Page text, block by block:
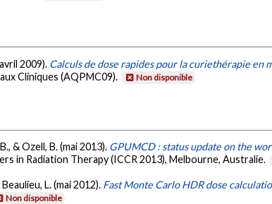
2009). Calculs de dose rapides pour la curiethérapie en
Cliniques (AQPMC09).
Non disponible
& Ozell, B. (mai 2013). GPUMCD : status update on the
in Radiation Therapy (ICCR 2013), Melbourne, Australie.
L. (mai 2012). Fast Monte Carlo HDR dose
Non disponible